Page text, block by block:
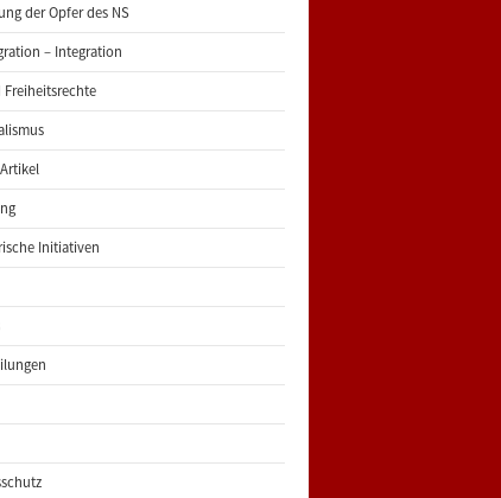
der Opfer des NS
– Integration
Initiativen